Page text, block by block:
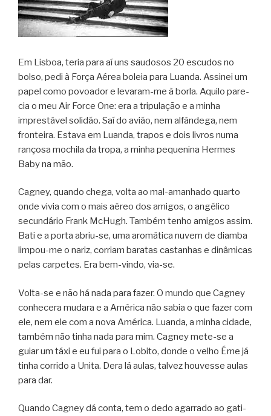
Em Lis­boa, teria para aí uns sau­do­sos 20 escu­dos no
bolso, pedi à Força Aérea boleia para Luanda. Assi­nei um
papel como povo­a­dor e levaram-me à borla. Aquilo pare­
cia o meu Air Force One: era a tri­pu­la­ção e a minha
impres­tá­vel soli­dão. Saí do avião, nem alfân­dega, nem
fron­teira. Estava em Luanda, tra­pos e dois livros numa
ran­çosa mochila da tropa, a minha peque­nina Her­mes
Baby na mão.
Cag­ney, quando chega, volta ao mal-amanhado quarto
onde vivia com o mais aéreo dos ami­gos, o angé­lico
secun­dá­rio Frank McHugh. Tam­bém tenho ami­gos assim.
Bati e a porta abriu-se, uma aro­má­tica nuvem de diamba
limpou-me o nariz, cor­riam bara­tas cas­ta­nhas e dinâ­mi­cas
pelas car­pe­tes. Era bem-vindo, via-se.
Volta-se e não há nada para fazer. O mundo que Cag­ney
conhe­cera mudara e a Amé­rica não sabia o que fazer com
ele, nem ele com a nova Amé­rica. Luanda, a minha cidade,
tam­bém não tinha nada para mim. Cag­ney mete-se a
guiar um táxi e eu fui para o Lobito, donde o velho Éme já
tinha cor­rido a Unita. Dera lá aulas, tal­vez hou­vesse aulas
para dar.
Quando Cag­ney dá conta, tem o dedo agar­rado ao gati­